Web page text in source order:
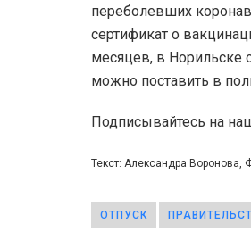
переболевших
сертификат о
месяцев, в Норильске
можно поставить в
Подписывайтесь на
Текст: Александра Воронова,
ОТПУСК